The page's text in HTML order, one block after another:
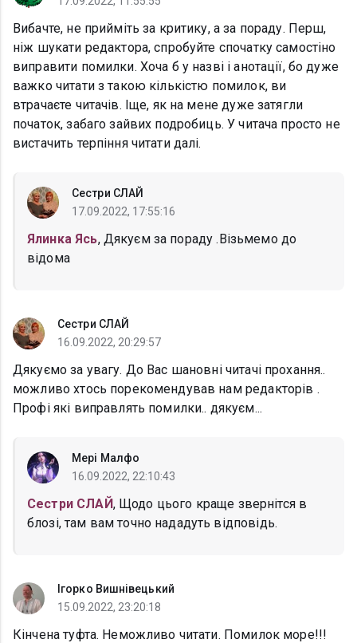
Вибачте, не прийміть за критику, а за пораду. Перш,
ніж шукати редактора, спробуйте спочатку самостіно
виправити помилки. Хоча б у назві і анотації, бо дуже
важко читати з такою кількістю помилок, ви
втрачаєте читачів. Іще, як на мене дуже затягли
початок, забаго зайвих подробиць. У читача просто не
вистачить терпіння читати далі.
Сестри СЛАЙ
17.09.2022, 17:55:16
Ялинка Ясь, Дякуєм за пораду .Візьмемо до
відома
Сестри СЛАЙ
16.09.2022, 20:29:57
Дякуємо за увагу. До Вас шановні читачі прохання..
можливо хтось порекомендував нам редакторів .
Профі які виправлять помилки.. дякуєм...
Мері Малфо
16.09.2022, 22:10:43
Сестри СЛАЙ, Щодо цього краще звернітся в
блозі, там вам точно нададуть відповідь.
Ігорко Вишнівецький
15.09.2022, 23:20:18
Кінчена туфта. Неможливо читати. Помилок море!!!